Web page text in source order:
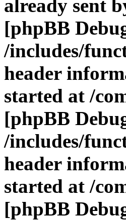
already sent
[phpBB
/includes/
header
started at /
[phpBB
/includes/
header
started at /
[phpBB